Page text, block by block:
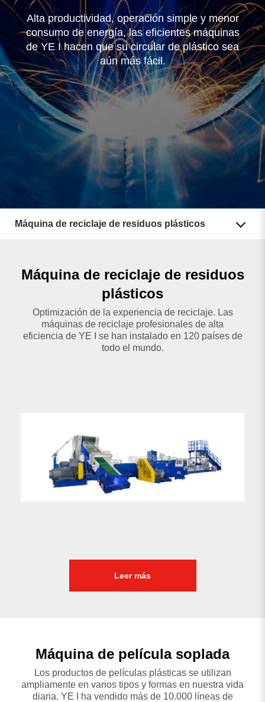
Máquina de reciclaje de residuos plásticos
Máquina de película soplada
Otras líneas de procesamiento de plásticos
Resultado de búsqueda
5 resultado encontrado
estén escritas correctamente o pruebe con palabras clave
diferentes.
buscar de nuevo
Alta productividad, operación simple y menor
consumo de energía, las eficientes máquinas
de YE I hacen que su circular de plástico sea
aún más fácil.
Máquina de reciclaje de residuos plásticos
Otras líneas de procesamiento de plásticos
Máquina de reciclaje de residuos
plásticos
Optimización de la experiencia de reciclaje. Las
máquinas de reciclaje profesionales de alta
eficiencia de YE I se han instalado en 120 países de
todo el mundo.
Leer más
Máquina de película soplada
Los productos de películas plásticas se utilizan
ampliamente en varios tipos y formas en nuestra vida
diaria. YE I ha vendido más de 10.000 líneas de